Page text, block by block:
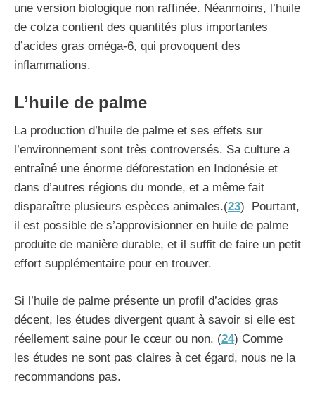
une version biologique non raffinée. Néanmoins, l’huile
de colza contient des quantités plus importantes
d’acides gras oméga-6, qui provoquent des
inflammations.
L’huile de palme
La production d’huile de palme et ses effets sur
l’environnement sont très controversés. Sa culture a
entraîné une énorme déforestation en Indonésie et
dans d’autres régions du monde, et a même fait
disparaître plusieurs espèces animales.(23) Pourtant,
il est possible de s’approvisionner en huile de palme
produite de manière durable, et il suffit de faire un petit
effort supplémentaire pour en trouver.
Si l’huile de palme présente un profil d’acides gras
décent, les études divergent quant à savoir si elle est
réellement saine pour le cœur ou non. (24) Comme
les études ne sont pas claires à cet égard, nous ne la
recommandons pas.